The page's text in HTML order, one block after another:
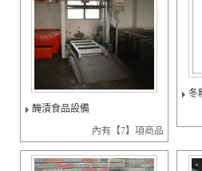
醃漬食品設備
內有【7】項商品
冬